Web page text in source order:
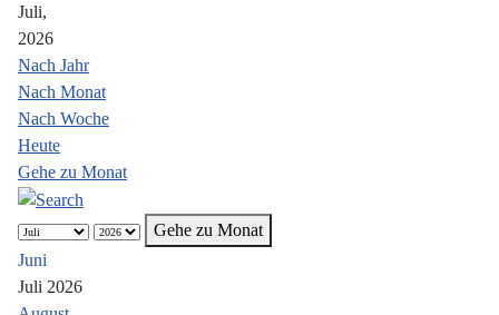
Juli,
2026
Nach Jahr
Nach Monat
Nach Woche
Heute
Gehe zu Monat
Gehe zu Monat
Juni
Juli 2026